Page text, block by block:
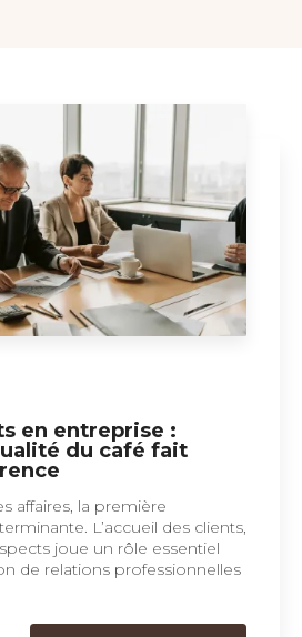
en entreprise :
du café fait
affaires, la première
L’accueil des clients,
joue un rôle essentiel
de relations professionnelles